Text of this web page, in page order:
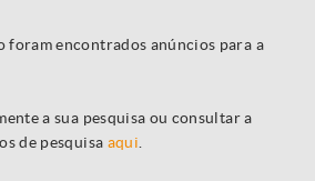
foram encontrados anúncios para a
a sua pesquisa ou consultar a
de pesquisa aqui